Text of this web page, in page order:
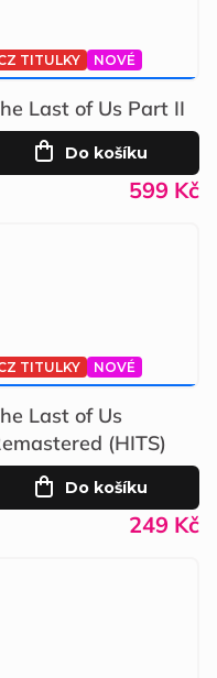
TITULKY
NOVÉ
Last of Us Part II
599 Kč
Do košíku
TITULKY
NOVÉ
Last of Us
(HITS)
249 Kč
Do košíku